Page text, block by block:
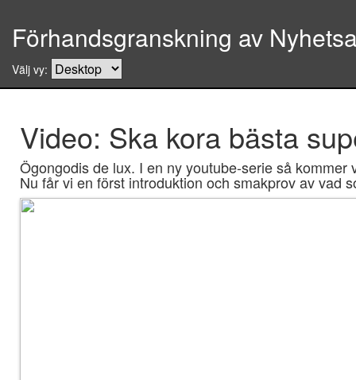
Förhandsgranskning av
Välj vy:
Video: Ska kora bästa
Ögongodis de lux. I en ny youtube-serie så kommer
Nu får vi en först introduktion och smakprov av vad